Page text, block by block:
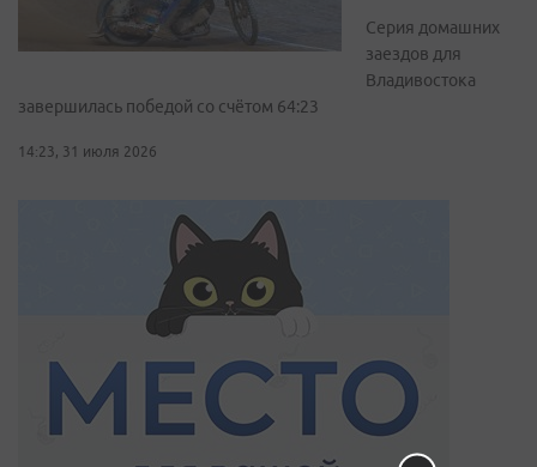
Серия домашних
заездов для
Владивостока
завершилась победой со счётом 64:23
14:23, 31 июля 2026